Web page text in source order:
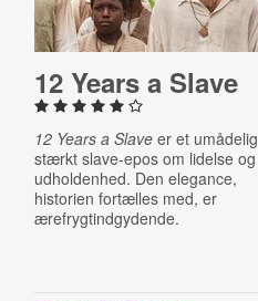
12 Years a Slave
12 Years a Slaveer et umådelig
stærkt slave-epos om lidelse og
udholdenhed. Den elegance,
historien fortælles med, er
ærefrygtindgydende.